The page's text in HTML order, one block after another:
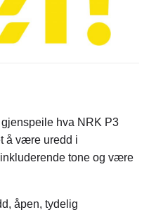
hva NRK P3
å være uredd i
tone og være